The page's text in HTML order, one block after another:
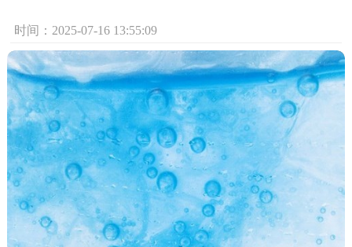
时间：2025-07-16 13:55:09